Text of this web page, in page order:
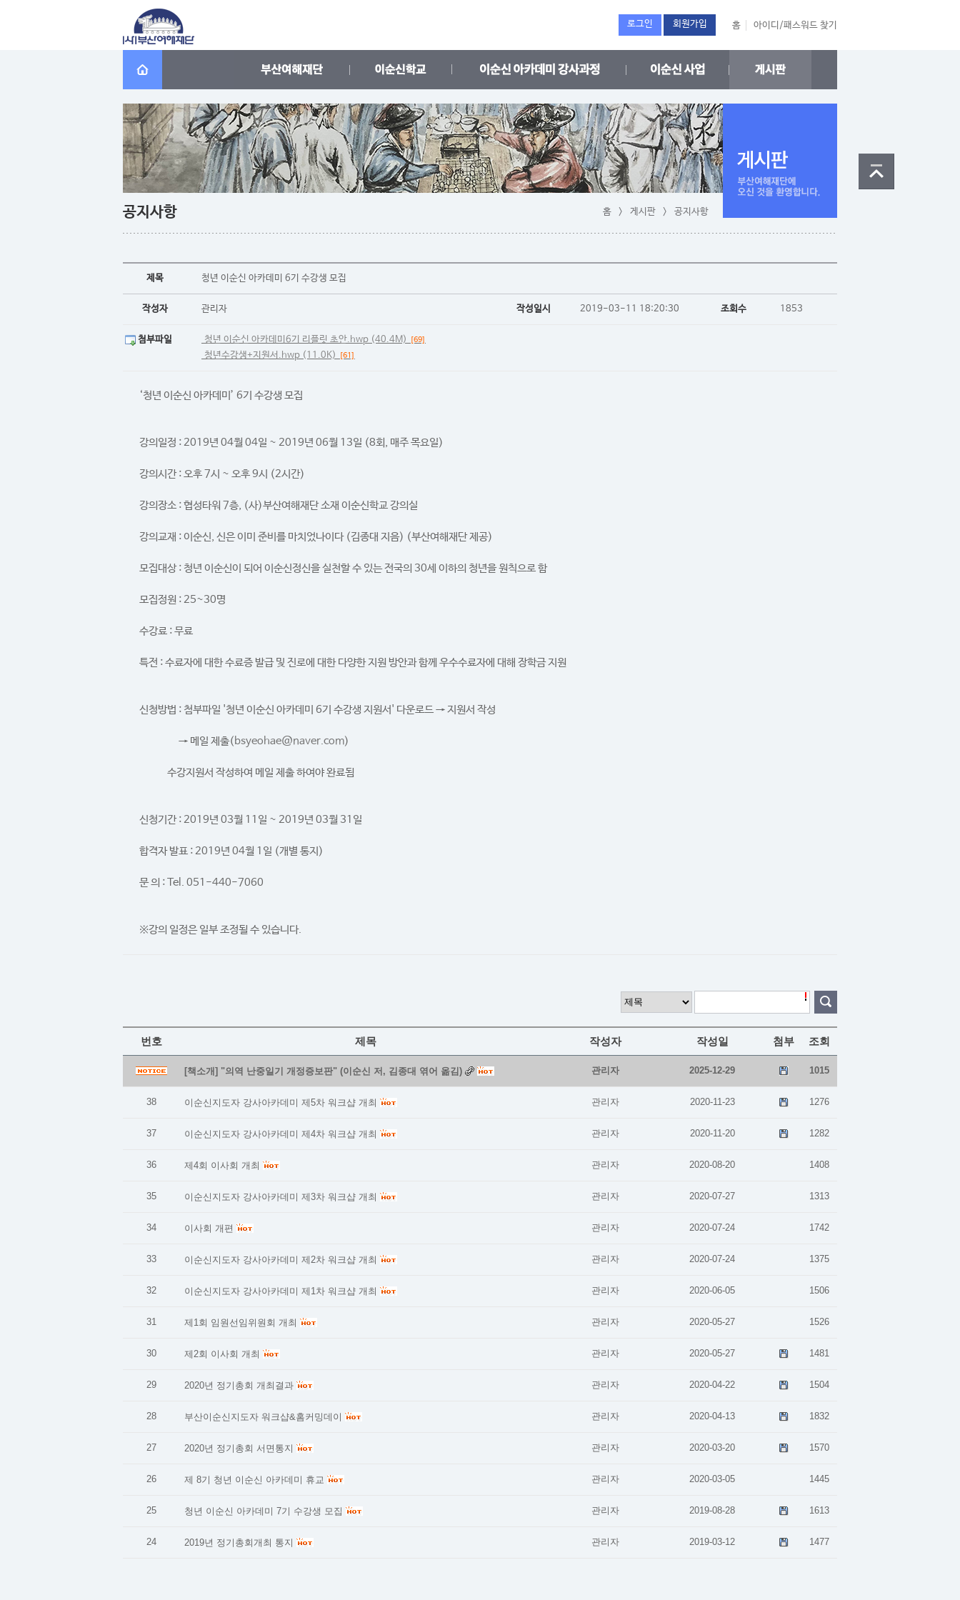
로그인 회원가입 홈 아이디/패스워드 찾기
공지사항 홈 > 게시판 > 공지사항
제목 청년 이순신 아카데미 6기 수강생 모집
작성자 관리자 작성일시 2019-03-11 18:20:30 조회수 1853
첨부파일 청년 이순신 아카데미6기 리플릿 초안.hwp (40.4M) [69]
청년수강생+지원서.hwp (11.0K) [61]
‘청년 이순신 아카데미’ 6기 수강생 모집
강의일정 : 2019년 04월 04일 ~ 2019년 06월 13일 (8회, 매주 목요일)
강의시간 : 오후 7시 ~ 오후 9시 (2시간)
강의장소 : 협성타워 7층, (사)부산여해재단 소재 이순신학교 강의실
강의교재 : 이순신, 신은 이미 준비를 마치었나이다 (김종대 지음) (부산여해재단 제공)
모집대상 : 청년 이순신이 되어 이순신정신을 실천할 수 있는 전국의 30세 이하의 청년을 원칙으로 함
모집정원 : 25~30명
수강료 : 무료
특전 : 수료자에 대한 수료증 발급 및 진로에 대한 다양한 지원 방안과 함께 우수수료자에 대해 장학금 지원
신청방법 : 첨부파일 '청년 이순신 아카데미 6기 수강생 지원서' 다운로드 → 지원서 작성
→ 메일 제출(bsyeohae@naver.com)
수강지원서 작성하여 메일 제출 하여야 완료됨
신청기간 : 2019년 03월 11일 ~ 2019년 03월 31일
합격자 발표 : 2019년 04월 1일 (개별 통지)
문 의 : Tel. 051-440-7060
※강의 일정은 일부 조정될 수 있습니다.
번호 제목 작성자 작성일 첨부 조회
[책소개] "의역 난중일기 개정증보판" (이순신 저, 김종대 엮어 옮김) 관리자 2025-12-29 1015
38 이순신지도자 강사아카데미 제5차 워크샵 개최 관리자 2020-11-23 1276
37 이순신지도자 강사아카데미 제4차 워크샵 개최 관리자 2020-11-20 1282
36 제4회 이사회 개최 관리자 2020-08-20 1408
35 이순신지도자 강사아카데미 제3차 워크샵 개최 관리자 2020-07-27 1313
34 이사회 개편 관리자 2020-07-24 1742
33 이순신지도자 강사아카데미 제2차 워크샵 개최 관리자 2020-07-24 1375
32 이순신지도자 강사아카데미 제1차 워크샵 개최 관리자 2020-06-05 1506
31 제1회 임원선임위원회 개최 관리자 2020-05-27 1526
30 제2회 이사회 개최 관리자 2020-05-27 1481
29 2020년 정기총회 개최결과 관리자 2020-04-22 1504
28 부산이순신지도자 워크샵&홈커밍데이 관리자 2020-04-13 1832
27 2020년 정기총회 서면통지 관리자 2020-03-20 1570
26 제 8기 청년 이순신 아카데미 휴교 관리자 2020-03-05 1445
25 청년 이순신 아카데미 7기 수강생 모집 관리자 2019-08-28 1613
24 2019년 정기총회개최 통지 관리자 2019-03-12 1477